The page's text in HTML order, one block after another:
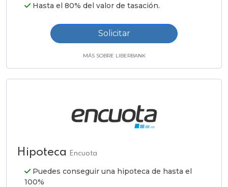
Hasta el 80% del valor de tasación.
Solicitar
MÁS SOBRE LIBERBANK
Hipoteca Encuota
Puedes conseguir una hipoteca de hasta el
100%